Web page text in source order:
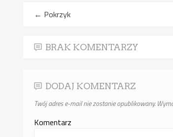
← Pokrzyk
BRAK KOMENTARZY
DODAJ KOMENTARZ
Twój adres e-mail nie zostanie opublikowany.
Komentarz